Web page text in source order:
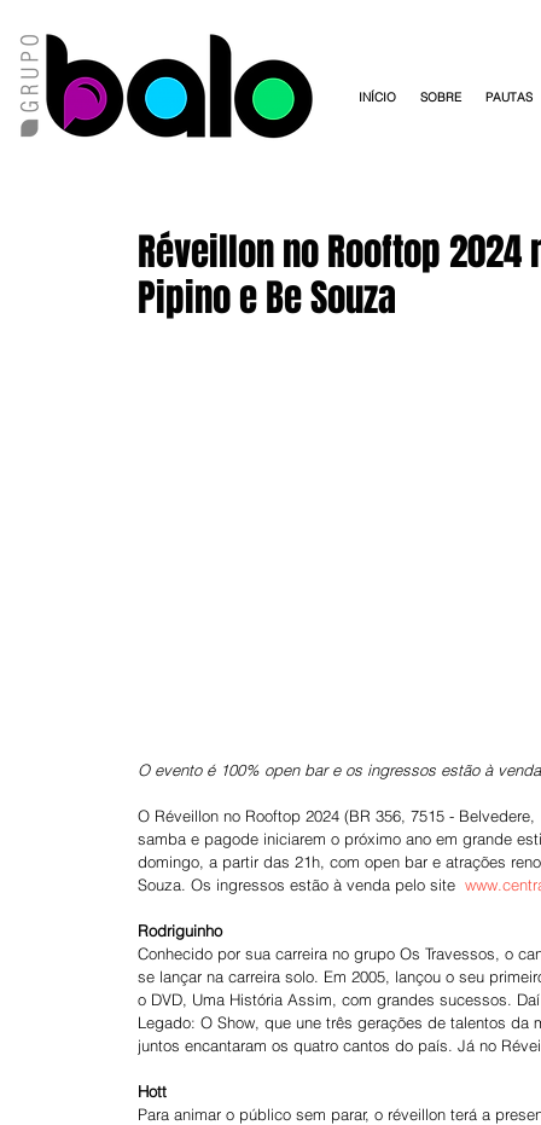
INÍCIO SOBRE PAUTAS
Réveillon no Rooftop
Pipino e Be Souza
O evento é 100% open bar e os ingressos estão à
O Réveillon no Rooftop 2024 (BR 356, 7515 -
samba e pagode iniciarem o próximo ano em grande
domingo, a partir das 21h, com open bar e atrações
Souza. Os ingressos estão à venda pelo site
Rodriguinho
Conhecido por sua carreira no grupo Os Travessos, o
se lançar na carreira solo. Em 2005, lançou o seu
o DVD, Uma História Assim, com grandes sucessos.
Legado: O Show, que une três gerações de talentos
juntos encantaram os quatro cantos do país. Já no
Hott
Para animar o público sem parar, o réveillon terá a